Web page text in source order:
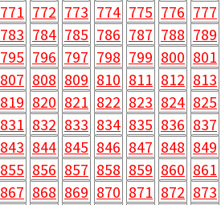
771 772 773 774 775 776 777
783 784 785 786 787 788 789
795 796 797 798 799 800 801
807 808 809 810 811 812 813
819 820 821 822 823 824 825
831 832 833 834 835 836 837
843 844 845 846 847 848 849
855 856 857 858 859 860 861
867 868 869 870 871 872 873